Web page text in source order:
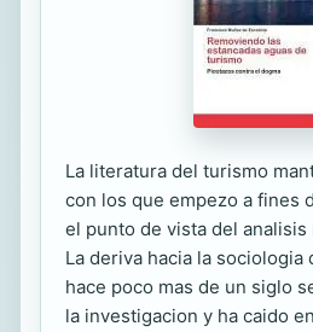
La literatura del turismo
con los que empezo a fines
el punto de vista del
La deriva hacia la sociologia
hace poco mas de un siglo
la investigacion y ha caido